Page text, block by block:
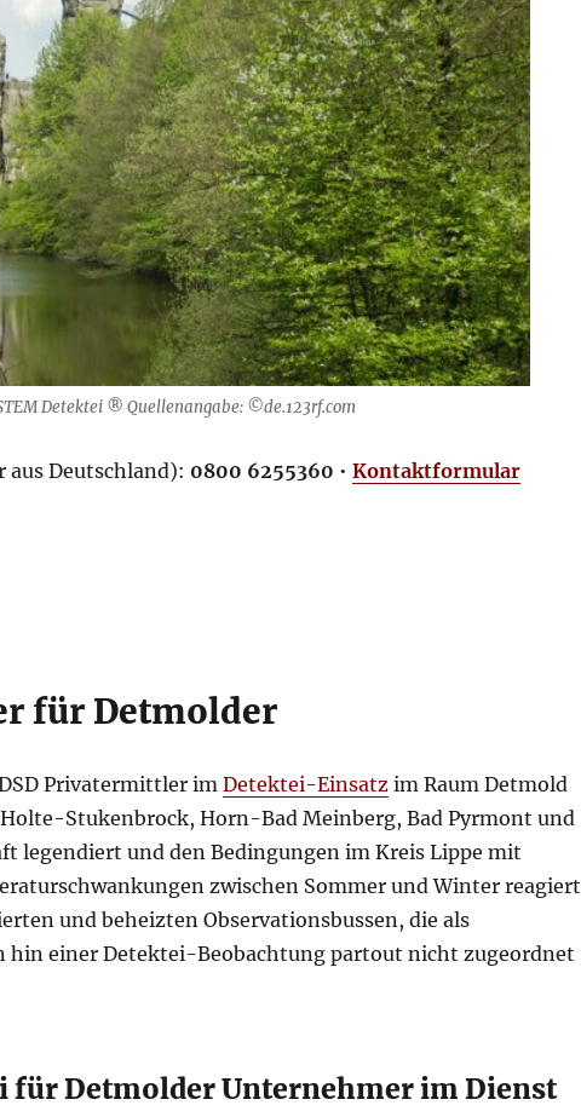
Detektei ® Quellenangabe: ©de.123rf.com
Deutschland): 0800 6255360 •Kontaktformular
für Detmolder
Privatermittler imDetektei-Einsatz im Raum Detmold
Stukenbrock, Horn-Bad Meinberg, Bad Pyrmont und
legendiert und den Bedingungen im Kreis Lippe mit
zwischen Sommer und Winter reagiert
und beheizten Observationsbussen, die als
hin einer Detektei-Beobachtung partout nicht zugeordnet
für Detmolder Unternehmer im Dienst